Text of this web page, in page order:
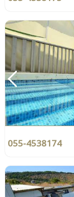
055-4538174